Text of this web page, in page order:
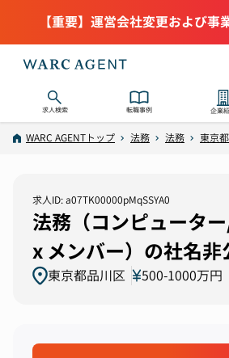
【重要】運営会社変更および事
求人検索 転職事例 企業
WARC AGENTトップ 法務 法務 東京都
求人ID: a07TK00000pMqSSYA0
法務（コンピュータ
x メンバー）の社名非
東京都品川区 500-1000万円